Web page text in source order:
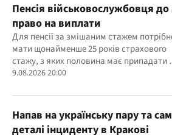
Пенсія військовослужбовця до
право на виплати
Для пенсії за змішаним стажем
мати щонайменше 25 років страхового
стажу, з яких половина має припадати
військову або прирівняну до неї службу
9.08.2026 20:00
Напав на українську пару та
деталі інциденту в Кракові